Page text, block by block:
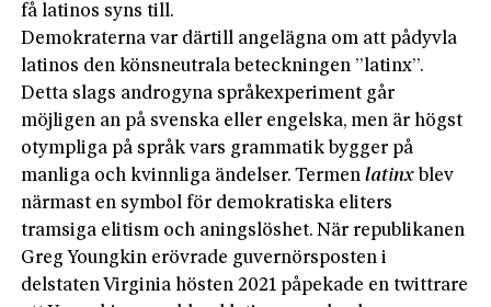
få latinos syns till.
Demokraterna var därtill angelägna om att pådyvla
latinos den könsneutrala beteckningen ”latinx”.
Detta slags androgyna språkexperiment går
möjligen an på svenska eller engelska, men är högst
otympliga på språk vars grammatik bygger på
manliga och kvinnliga ändelser. Termenlatinx blev
närmast en symbol för demokratiska eliters
tramsiga elitism och aningslöshet. När republikanen
Greg Youngkin erövrade guvernörsposten i
delstaten Virginia hösten 2021 påpekade en twittrare